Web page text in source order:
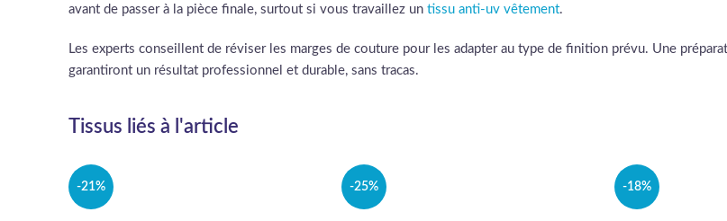
avant de passer à la pièce finale, surtout si vous travaillez un tissu anti-uv vêtement.
Les experts conseillent de réviser les marges de couture pour les adapter au type de finition prévu. Une
garantiront un résultat professionnel et durable, sans tracas.
Tissus liés à l'article
-21% -25% -18%